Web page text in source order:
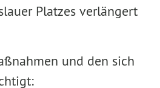
Platzes verlängert
und den sich